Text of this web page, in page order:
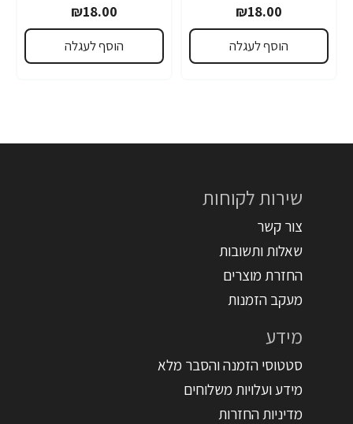
₪18.00
הוסף לעגלה
₪18.00
הוסף לעגלה
שירות לקוחות
צור קשר
שאלות ותשובות
החזרת מוצרים
מעקב הזמנות
מידע
סטטוסי הזמנה והסבר מלא
מידע ועלויות משלוחים
מדיניות החזרות